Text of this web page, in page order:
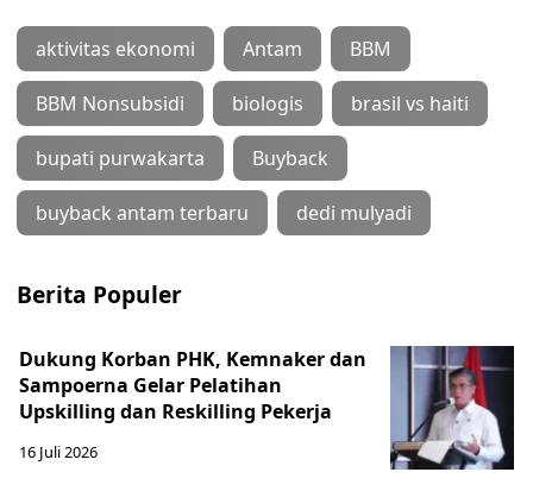
aktivitas ekonomi Antam BBM
BBM Nonsubsidi biologis brasil vs haiti
bupati purwakarta Buyback
buyback antam terbaru dedi mulyadi
Berita Populer
Dukung Korban PHK, Kemnaker dan
Sampoerna Gelar Pelatihan
Upskilling dan Reskilling Pekerja
16 Juli 2026